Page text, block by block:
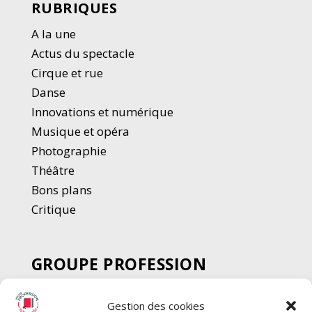
Gestion des cookies
RUBRIQUES
A la une
Actus du spectacle
Cirque et rue
Danse
Innovations et numérique
Musique et opéra
Photographie
Théâtre
Bons plans
Critique
GROUPE PROFESSION
SPECTACLE